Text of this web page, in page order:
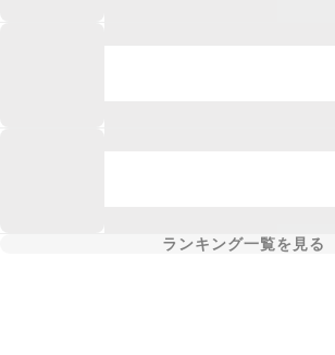
ランキング一覧を見る